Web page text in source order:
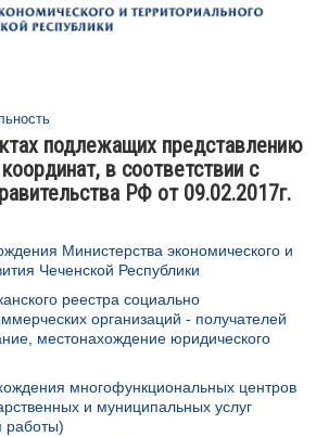
КОРРУПЦИИ
подлежащих представлению
в соответствии с
РФ от 09.02.2017г.
Министерства экономического и
Чеченской Республики
реестра социально
организаций - получателей
местонахождение юридического
многофункциональных центров
и муниципальных услуг
работы)